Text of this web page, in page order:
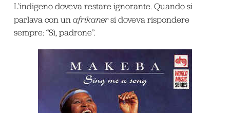
L’indigeno doveva restare ignorante. Quando si
parlava con un afrikanersi doveva rispondere
sempre: “Sì, padrone”.